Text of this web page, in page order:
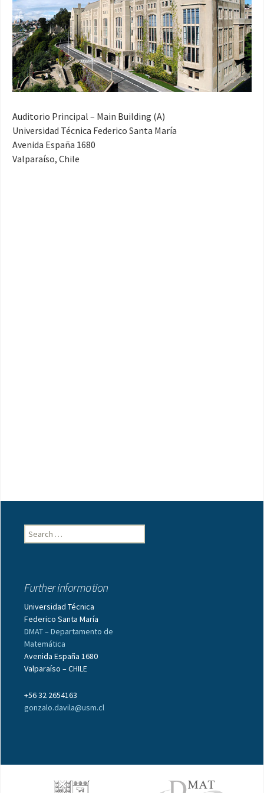
Auditorio Principal – Main Building (A)
Universidad Técnica Federico Santa María
Avenida España 1680
Valparaíso, Chile
e
h
f
o
r
:
Further information
Universidad Técnica
Federico Santa María
DMAT – Departamento de
Matemática
Avenida España 1680
Valparaíso – CHILE
+56 32 2654163
gonzalo.davila@usm.cl